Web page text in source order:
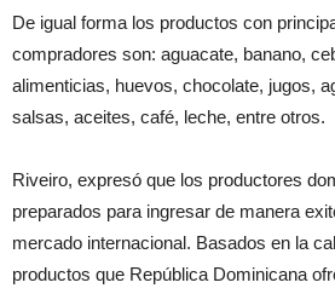
De igual forma los productos con
compradores son: aguacate, banano,
alimenticias, huevos, chocolate, jugos,
salsas, aceites, café, leche, entre otros.
Riveiro, expresó que los productores
preparados para ingresar de manera
mercado internacional. Basados en la
productos que República Dominicana